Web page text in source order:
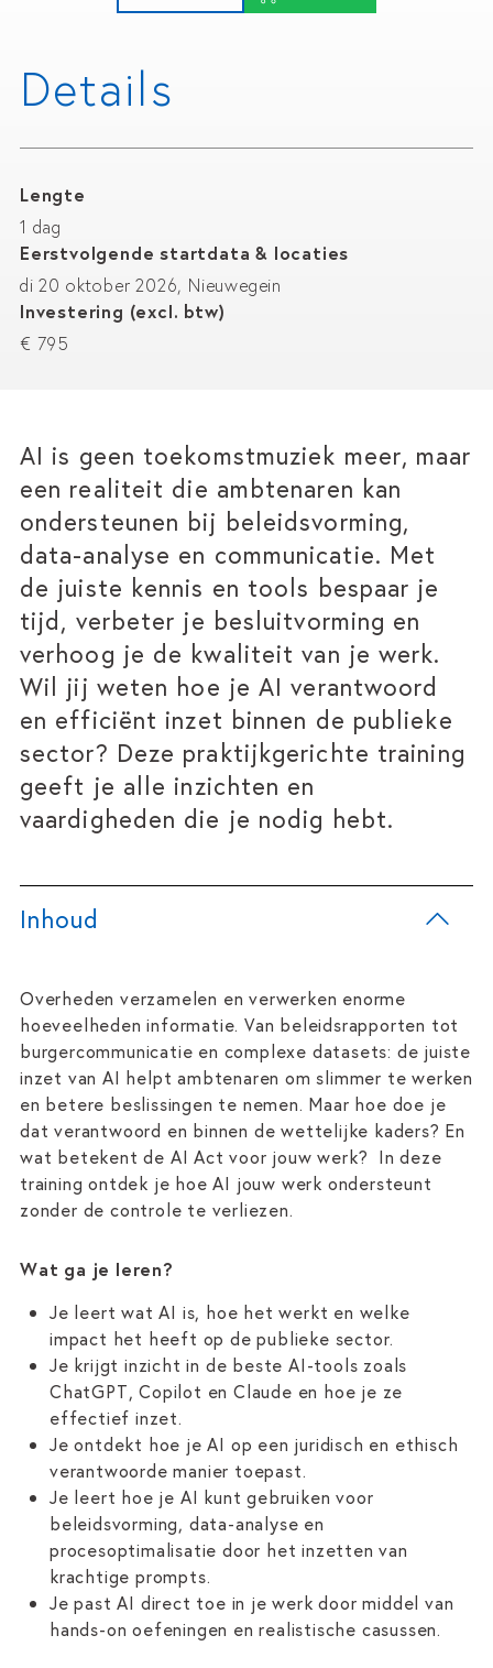
Details
Lengte
1 dag
Eerstvolgende startdata & locaties
di 20 oktober 2026, Nieuwegein
Investering (excl. btw)
€ 795
AI is geen toekomstmuziek meer, maar
een realiteit die ambtenaren kan
ondersteunen bij beleidsvorming,
data-analyse en communicatie. Met
de juiste kennis en tools bespaar je
tijd, verbeter je besluitvorming en
verhoog je de kwaliteit van je werk.
Wil jij weten hoe je AI verantwoord
en efficiënt inzet binnen de publieke
sector? Deze praktijkgerichte training
geeft je alle inzichten en
vaardigheden die je nodig hebt.
Inhoud
Overheden verzamelen en verwerken enorme
hoeveelheden informatie. Van beleidsrapporten tot
burgercommunicatie en complexe datasets: de juiste
inzet van AI helpt ambtenaren om slimmer te werken
en betere beslissingen te nemen. Maar hoe doe je
dat verantwoord en binnen de wettelijke kaders? En
wat betekent de AI Act voor jouw werk? In deze
training ontdek je hoe AI jouw werk ondersteunt
zonder de controle te verliezen.
Wat ga je leren?
Je leert wat AI is, hoe het werkt en welke
impact het heeft op de publieke sector.
Je krijgt inzicht in de beste AI-tools zoals
ChatGPT, Copilot en Claude en hoe je ze
effectief inzet.
Je ontdekt hoe je AI op een juridisch en ethisch
verantwoorde manier toepast.
Je leert hoe je AI kunt gebruiken voor
beleidsvorming, data-analyse en
procesoptimalisatie door het inzetten van
krachtige prompts.
Je past AI direct toe in je werk door middel van
hands-on oefeningen en realistische casussen.